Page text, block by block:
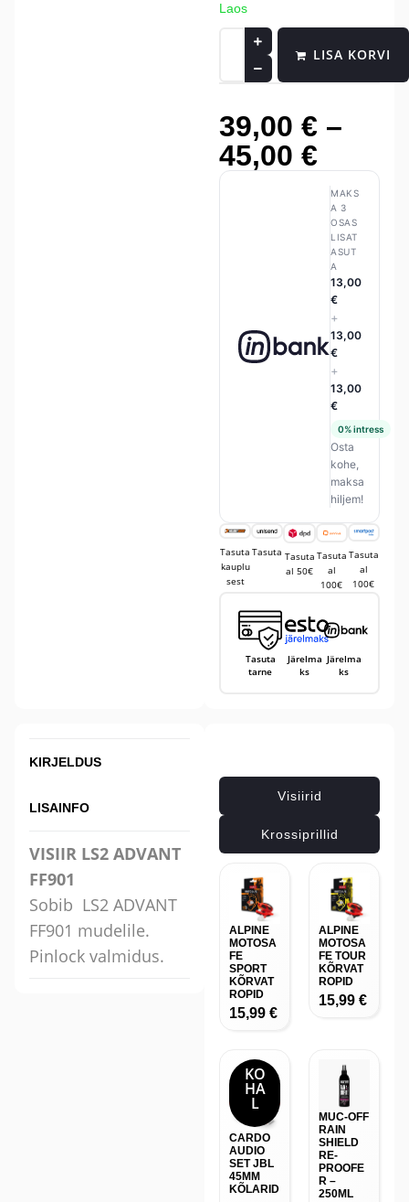
Laos
LISA KORVI
39,00 € –
45,00 €
MAKS
A 3
OSAS
LISAT
ASUT
A
13,00
€
+
13,00
€
+
13,00
€
0% intress
Osta
kohe,
maksa
hiljem!
Tasuta
kauplu
sest
Tasuta Tasuta
al 50€
Tasuta
al
100€
Tasuta
al
100€
Tasuta
tarne
Järelma
ks
Järelma
ks
KIRJELDUS
LISAINFO
VISIIR LS2 ADVANT
FF901
Sobib LS2 ADVANT
FF901 mudelile.
Pinlock valmidus.
Visiirid
Krossiprillid
ALPINE
MOTOSA
FE
SPORT
KÕRVAT
ROPID
15,99 €
ALPINE
MOTOSA
FE TOUR
KÕRVAT
ROPID
15,99 €
KO
HA
L
-10
CARDO
AUDIO
SET JBL
45MM
KÕLARID
MUC-OFF
RAIN
SHIELD
RE-
PROOFE
R –
250ML